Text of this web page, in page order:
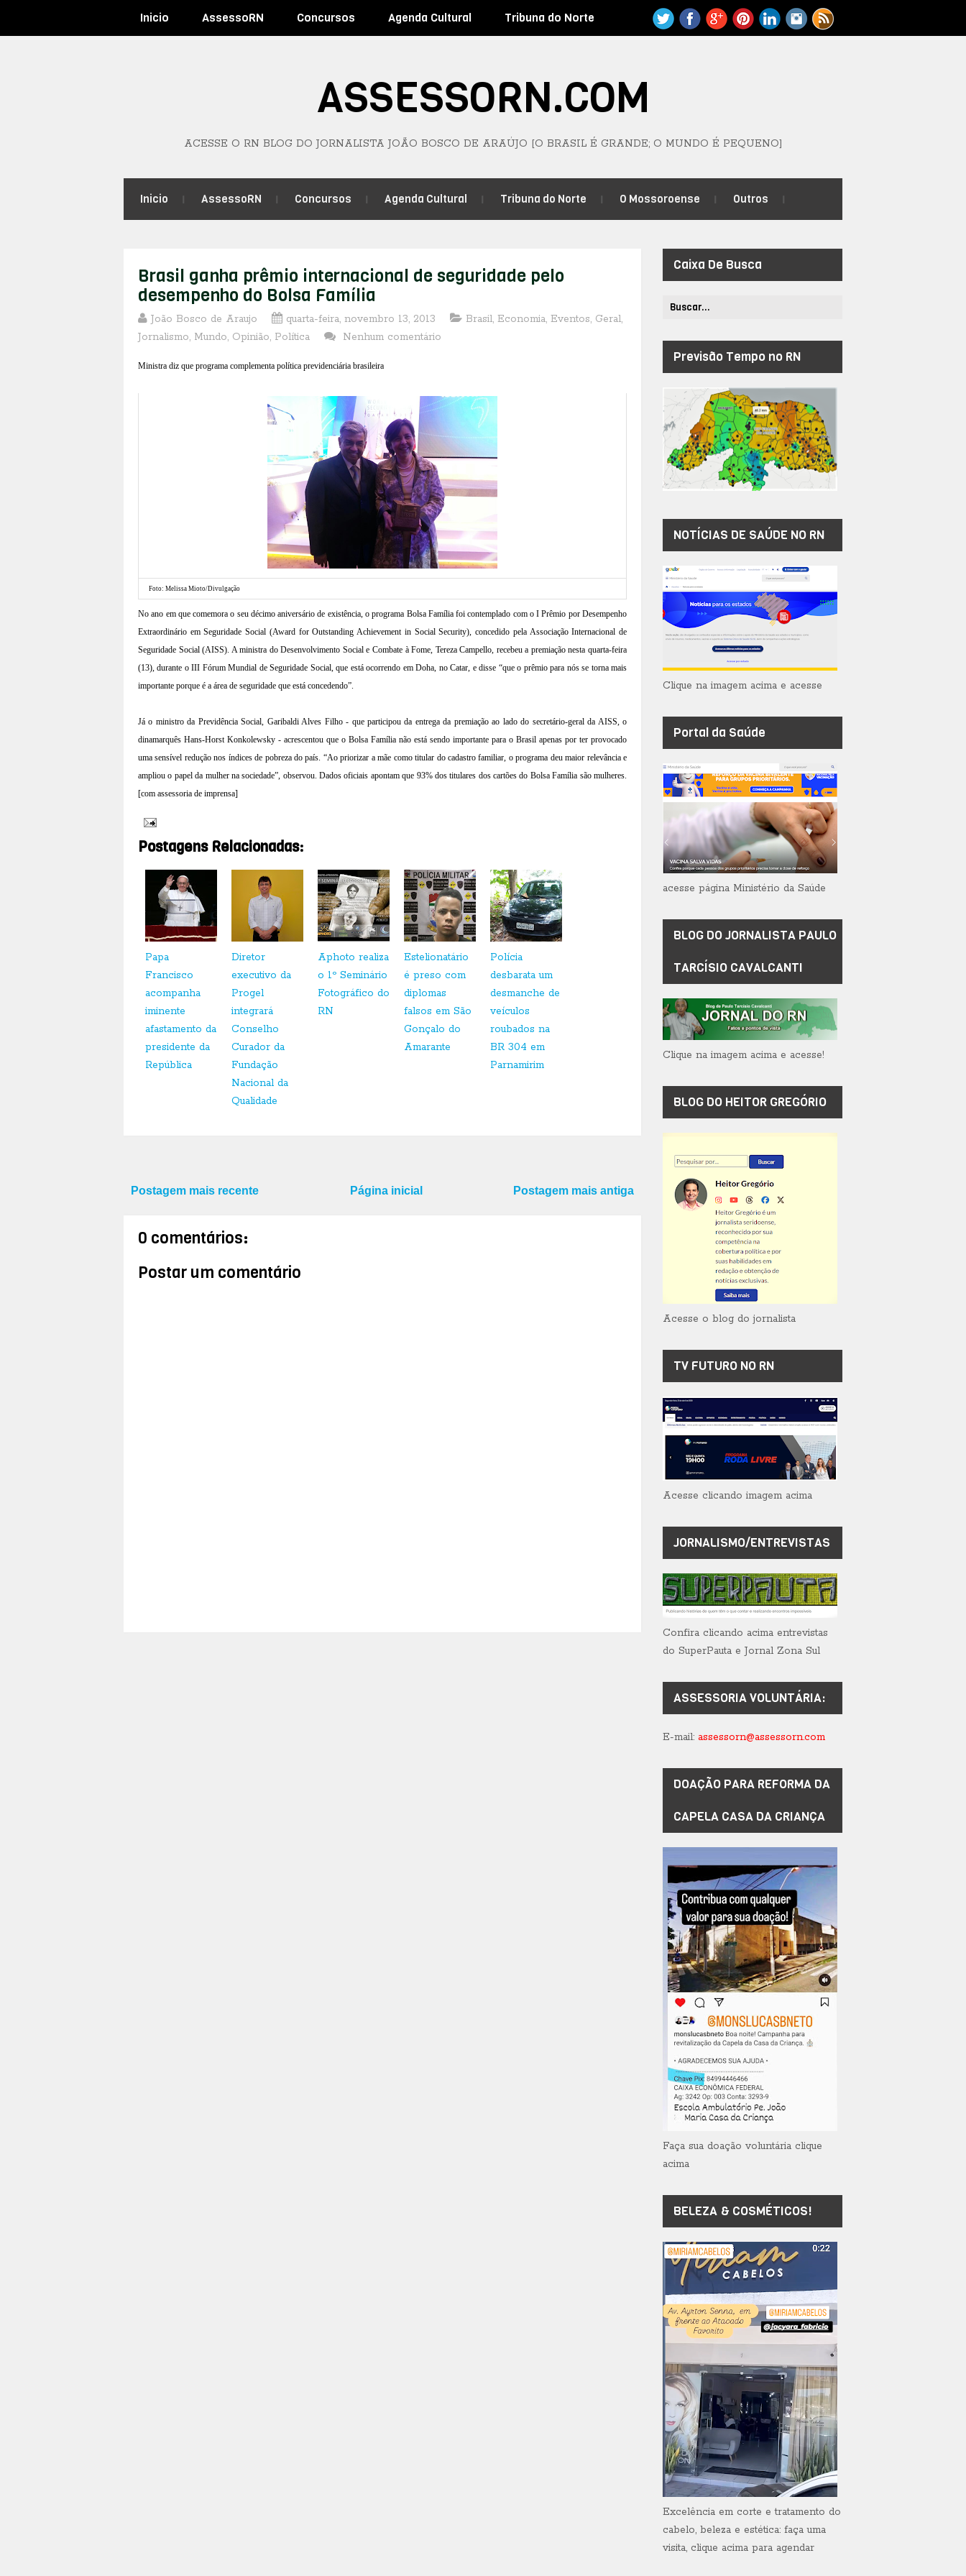
Inicio AssessoRN Concursos Agenda Cultural Tribuna do Norte
ASSESSORN.COM
ACESSE O RN BLOG DO JORNALISTA JOÃO BOSCO DE ARAÚJO [O BRASIL É GRANDE; O MUNDO É PEQUENO]
Inicio AssessoRN Concursos Agenda Cultural Tribuna do Norte O Mossoroense Outros
Brasil ganha prêmio internacional de seguridade pelo
desempenho do Bolsa Família
João Bosco de Araujo quarta-feira, novembro 13, 2013 Brasil, Economia, Eventos, Geral,
Jornalismo, Mundo, Opinião, Política Nenhum comentário
Ministra diz que programa complementa política previdenciária brasileira
Foto: Melissa Mioto/Divulgação
No ano em que comemora o seu décimo aniversário de existência, o programa Bolsa Família foi contemplado com o I Prêmio por Desempenho
Extraordinário em Seguridade Social (Award for Outstanding Achievement in Social Security), concedido pela Associação Internacional de
Seguridade Social (AISS). A ministra do Desenvolvimento Social e Combate à Fome, Tereza Campello, recebeu a premiação nesta quarta-feira
(13), durante o III Fórum Mundial de Seguridade Social, que está ocorrendo em Doha, no Catar, e disse “que o prêmio para nós se torna mais
importante porque é a área de seguridade que está concedendo”.
Já o ministro da Previdência Social, Garibaldi Alves Filho - que participou da entrega da premiação ao lado do secretário-geral da AISS, o
dinamarquês Hans-Horst Konkolewsky - acrescentou que o Bolsa Família não está sendo importante para o Brasil apenas por ter provocado
uma sensível redução nos índices de pobreza do país. “Ao priorizar a mãe como titular do cadastro familiar, o programa deu maior relevância e
ampliou o papel da mulher na sociedade”, observou. Dados oficiais apontam que 93% dos titulares dos cartões do Bolsa Família são mulheres.
[com assessoria de imprensa]
Postagens Relacionadas:
Papa
Francisco
acompanha
iminente
afastamento da
presidente da
República
Diretor
executivo da
Progel
integrará
Conselho
Curador da
Fundação
Nacional da
Qualidade
Aphoto realiza
o 1º Seminário
Fotográfico do
RN
Estelionatário
é preso com
diplomas
falsos em São
Gonçalo do
Amarante
Polícia
desbarata um
desmanche de
veículos
roubados na
BR 304 em
Parnamirim
Postagem mais recente Postagem mais antiga
Página inicial
0 comentários:
Postar um comentário
Caixa De Busca
Previsão Tempo no RN
NOTÍCIAS DE SAÚDE NO RN
Clique na imagem acima e acesse
Portal da Saúde
acesse página Ministério da Saúde
BLOG DO JORNALISTA PAULO
TARCÍSIO CAVALCANTI
Clique na imagem acima e acesse!
BLOG DO HEITOR GREGÓRIO
Acesse o blog do jornalista
TV FUTURO NO RN
Acesse clicando imagem acima
JORNALISMO/ENTREVISTAS
Confira clicando acima entrevistas
do SuperPauta e Jornal Zona Sul
ASSESSORIA VOLUNTÁRIA:
E-mail: assessorn@assessorn.com
DOAÇÃO PARA REFORMA DA
CAPELA CASA DA CRIANÇA
Faça sua doação voluntária clique
acima
BELEZA & COSMÉTICOS!
Excelência em corte e tratamento do
cabelo, beleza e estética: faça uma
visita, clique acima para agendar